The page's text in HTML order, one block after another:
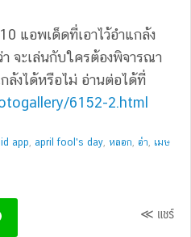
แอพเด็ดที่เอาไว้อำแกล้ง
จะเล่นกับใครต้องพิจารณา
งได้หรือไม่ อ่านต่อได้ที่
6152-2.html
app, april fool's day, หลอก, อำ, เมษ
≪ แชร์